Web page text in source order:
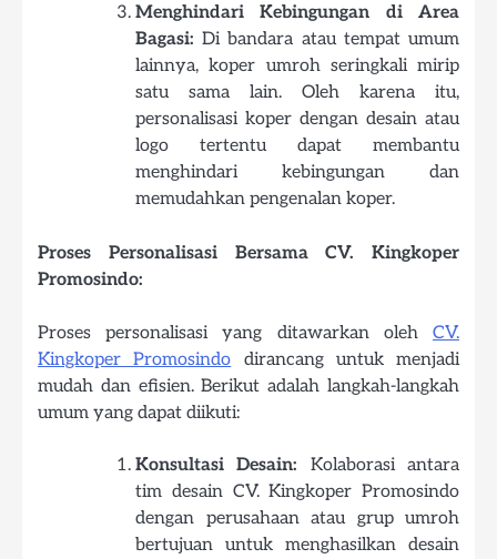
Menghindari Kebingungan di Area
Bagasi: Di bandara atau tempat umum
lainnya, koper umroh seringkali mirip
satu sama lain. Oleh karena itu,
personalisasi koper dengan desain atau
logo tertentu dapat membantu
menghindari kebingungan dan
memudahkan pengenalan koper.
Proses Personalisasi Bersama CV. Kingkoper
Promosindo:
Proses personalisasi yang ditawarkan oleh CV.
Kingkoper Promosindo dirancang untuk menjadi
mudah dan efisien. Berikut adalah langkah-langkah
umum yang dapat diikuti:
Konsultasi Desain: Kolaborasi antara
tim desain CV. Kingkoper Promosindo
dengan perusahaan atau grup umroh
bertujuan untuk menghasilkan desain